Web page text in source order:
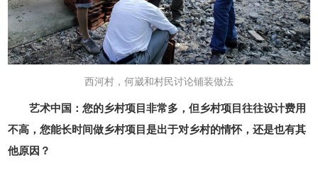
西河村，何崴和村民讨论铺装做法
艺术中国：您的乡村项目非常多，但乡村项目往往设计费用
不高，您能长时间做乡村项目是出于对乡村的情怀，还是也有其
他原因？